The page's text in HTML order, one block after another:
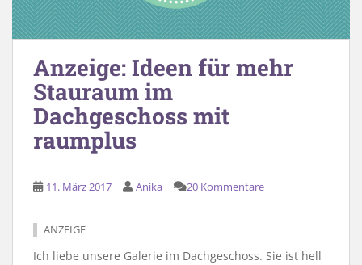
Anzeige: Ideen für mehr
Stauraum im
Dachgeschoss mit
raumplus
11. März 2017 Anika 20 Kommentare
ANZEIGE
Ich liebe unsere Galerie im Dachgeschoss. Sie ist hell